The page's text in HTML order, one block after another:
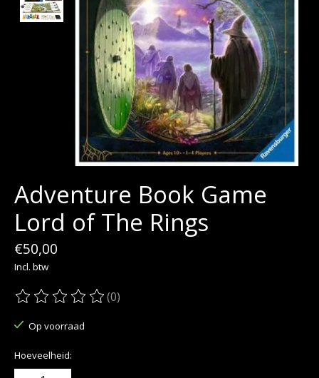
Adventure Book Game
Lord of The Rings
€50,00
Incl. btw
De beoordeling van dit product is
(0)
Op voorraad
Hoeveelheid: